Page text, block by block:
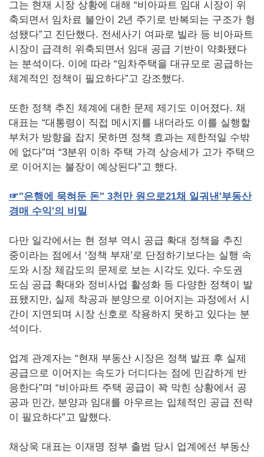
그는 현재 시장 상황에 대해 “비아파트 임대 시장이 위
축되면서 임차료 불안이 2년 주기로 반복되는 구조가 형
성됐다”고 진단했다. 전세사기 여파로 빌라 등 비아파트
시장이 급격히 위축되면서 임대 공급 기반이 약화됐다
는 분석이다. 이에 따라 “임차주택을 대규모로 공급하는
체계적인 정책이 필요하다”고 강조했다.
또한 정책 추진 체계에 대한 문제 제기도 이어졌다. 채
대표는 “대통령이 직접 메시지를 내더라도 이를 실행할
부처가 방향을 잡지 못하면 정책 효과는 제한적일 수밖
에 없다”며 “3분위 이하 주택 가격 상승세가 고가 주택으
로 이어지는 불장이 예상된다”고 했다.
☞"은행에 묵혀둔 돈" 3천만 원으로21채 일궈낸'부동산
경매 수익'의 비밀
다만 일각에서는 현 정부 역시 공급 확대 정책을 추진
중이라는 점에서 ‘정책 부재’로 단정하기보다는 실행 속
도와 시장 체감도의 문제로 보는 시각도 있다. 수도권
도심 공급 확대와 정비사업 활성화 등 다양한 정책이 발
표됐지만, 실제 착공과 분양으로 이어지는 과정에서 시
간이 지연되며 시장 신호로 작용하지 못하고 있다는 분
석이다.
업계 관계자는 “현재 부동산 시장은 정책 발표 후 실제
공급으로 이어지는 속도가 더디다는 점에 민감하게 반
응한다”며 “비아파트 주택 공급이 꽉 막힌 상황에서 공
공과 민간, 분양과 임대를 아우르는 입체적인 공급 전략
이 필요하다”고 말했다.
채상욱 대표는 이재명 정부 출범 당시 업계에선 부동산